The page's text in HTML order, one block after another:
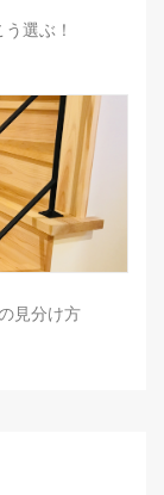
選ぶ！
見分け方